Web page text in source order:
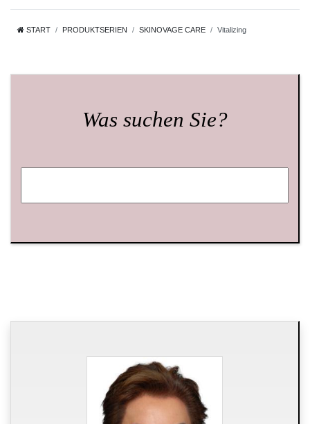
START PRODUKTSERIEN SKINOVAGE CARE Vitalizing
Was suchen Sie?